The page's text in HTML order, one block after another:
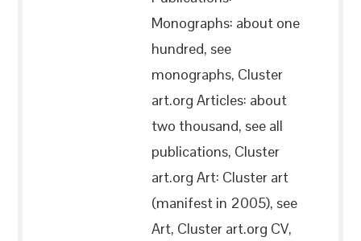
Monographs: about one
hundred, see
monographs, Cluster
art.org Articles: about
two thousand, see all
publications, Cluster
art.org Art: Cluster art
(manifest in 2005), see
Art, Cluster art.org CV,